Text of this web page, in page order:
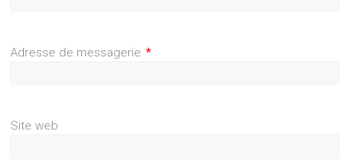
Adresse de messagerie *
Site web